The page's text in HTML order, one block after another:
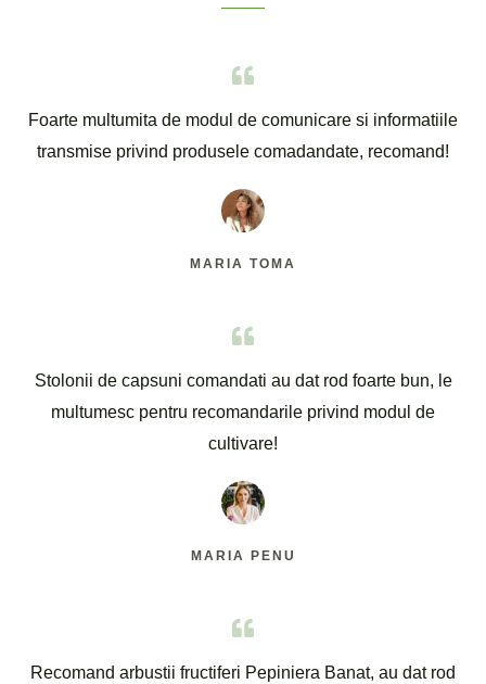
Foarte multumita de modul de comunicare si informatiile
transmise privind produsele comadandate, recomand!
MARIA TOMA
Stolonii de capsuni comandati au dat rod foarte bun, le
multumesc pentru recomandarile privind modul de
cultivare!
MARIA PENU
Recomand arbustii fructiferi Pepiniera Banat, au dat rod